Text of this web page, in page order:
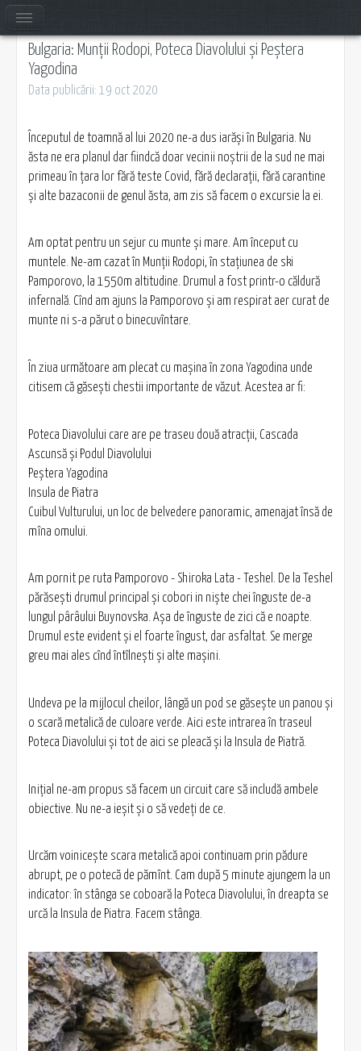
Bulgaria: Munții Rodopi, Poteca Diavolului și Peștera
Yagodina
Data publicării: 19 oct 2020
Începutul de toamnă al lui 2020 ne-a dus iarăși în Bulgaria. Nu
ăsta ne era planul dar fiindcă doar vecinii noștrii de la sud ne mai
primeau în țara lor fără teste Covid, fără declarații, fără carantine
și alte bazaconii de genul ăsta, am zis să facem o excursie la ei.
Am optat pentru un sejur cu munte și mare. Am început cu
muntele. Ne-am cazat în Munții Rodopi, în stațiunea de ski
Pamporovo, la 1550m altitudine. Drumul a fost printr-o căldură
infernală. Cînd am ajuns la Pamporovo și am respirat aer curat de
munte ni s-a părut o binecuvîntare.
În ziua următoare am plecat cu mașina în zona Yagodina unde
citisem că găsești chestii importante de văzut. Acestea ar fi:
Poteca Diavolului care are pe traseu două atracții, Cascada
Ascunsă și Podul Diavolului
Peștera Yagodina
Insula de Piatra
Cuibul Vulturului, un loc de belvedere panoramic, amenajat însă de
mîna omului.
Am pornit pe ruta Pamporovo - Shiroka Lata - Teshel. De la Teshel
părăsești drumul principal și cobori in niște chei înguste de-a
lungul pârâului Buynovska. Așa de înguste de zici că e noapte.
Drumul este evident și el foarte îngust, dar asfaltat. Se merge
greu mai ales cînd întîlnești și alte mașini.
Undeva pe la mijlocul cheilor, lângă un pod se găsește un panou și
o scară metalică de culoare verde. Aici este intrarea în traseul
Poteca Diavolului și tot de aici se pleacă și la Insula de Piatră.
Inițial ne-am propus să facem un circuit care să includă ambele
obiective. Nu ne-a ieșit și o să vedeți de ce.
Urcăm voinicește scara metalică apoi continuam prin pădure
abrupt, pe o potecă de pămînt. Cam după 5 minute ajungem la un
indicator: în stânga se coboară la Poteca Diavolului, în dreapta se
urcă la Insula de Piatra. Facem stânga.